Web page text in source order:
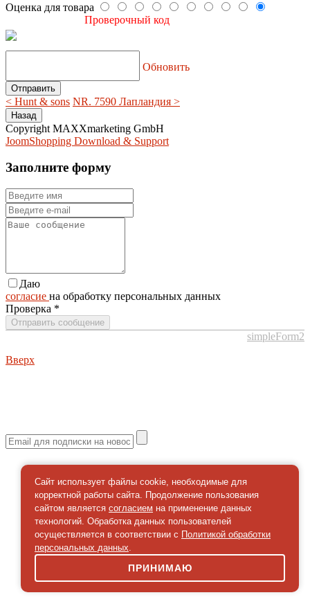
Оценка для товара
Проверочный код
Обновить
< Hunt & sons NR. 7590 Лапландия >
Copyright MAXXmarketing GmbH
JoomShopping Download & Support
Заполните форму
Даю
согласие на обработку персональных данных
Проверка *
Отправить сообщение
simpleForm2
Вверх
Сайт использует файлы cookie, необходимые для
корректной работы сайта. Продолжение пользования
сайтом является согласием на применение данных
технологий. Обработка данных пользователей
осуществляется в соответствии с Политикой обработки
персональных данных.
ПРИНИМАЮ